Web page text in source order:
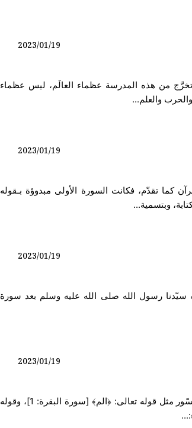
من هذه المدرسة عظماء العالَم، ليس عظماء
والعلم...
2023/01/19
كما تقدّم، فكانت السورة الأولى مبدوؤة بـقوله
2023/01/19
رسول الله صلى الله عليه وسلم بعد سورة
2023/01/19
فنحن الآن في تفسير سورة ﴿ن﴾.. فكلّ الأحرف التي في أوائل السّور مثل قوله تعالى: ﴿الم﴾ [سورة البقرة: 1]، وقوله
2023/01/19